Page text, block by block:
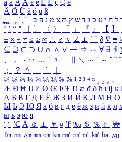
á à Á À é è É È ç Ç ê
Ä Ö Ü ä ö ü ß
ִֶֹ ֻּ ׁׂ ל ח י ע כ ג ד ש ץ ת צ מ נ ה ב
‘ ’ “ ” 〔 〕 〈 〉 「 」 『 』 【 】
± × ÷ ≠ ≤ ≥ ∞ ∴ ♂ ♀ ∠ ⊥ ⌒ ∂ ∇ ≡
⊆ ⊇ ⊂ ⊃ ∪ ∩ ∧ ∨ ￢ ⇒ ⇔ ∀ ∃ ∮
、
。 · ‥ … ¨ 〃 ― ＼ ∼ ´ ～ ˇ ˘ ˝
；
？ ＾ ｀
½ ⅓ ⅔ ¼ ¾ ⅛ ⅜ ⅝ ⅞ ¹ ² ³ ⁴ ⁿ ₁ ₂ ₃ ₄
Æ Ð Ħ Ĳ Ł Ø Œ Þ Ŧ Ŋ æ đ ð ħ ı ĳ ĸ
А Б В Г Д Е Ё Ж З И Й К Л М Н О
Ы Ь Э Ю Я а б в г д е ё ж з и й к л
ы ь э ю я
′ ″ ℃ Å ￠ ￡ ￥ ¤ ℉ ‰ ＄ ％ Ｆ ￦
㎙ ㎚ ㎛ ㎜ ㎝ ㎞ ㎟ ㎠ ㎡ ㎢ ㏊ ㎍